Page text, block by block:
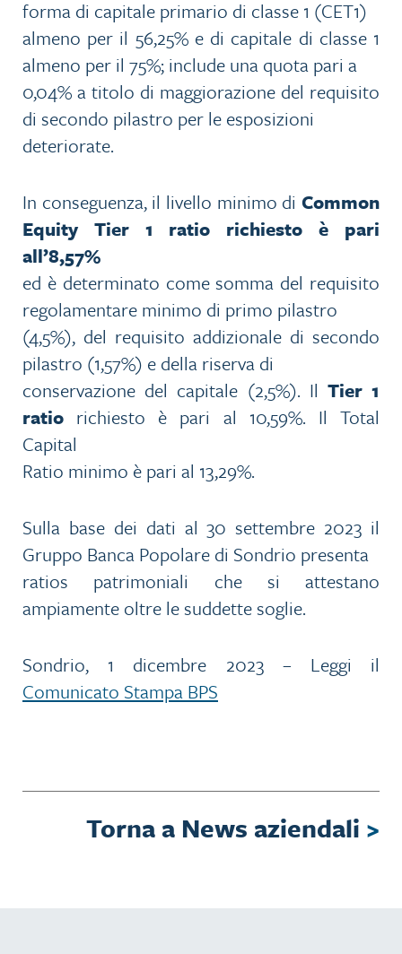
forma di capitale primario di classe 1 (CET1)
almeno per il 56,25% e di capitale di classe 1
almeno per il 75%; include una quota pari a
0,04% a titolo di maggiorazione del requisito
di secondo pilastro per le esposizioni
deteriorate.
In conseguenza, il livello minimo di Common
Equity Tier 1 ratio richiesto è pari
all’8,57%
ed è determinato come somma del requisito
regolamentare minimo di primo pilastro
(4,5%), del requisito addizionale di secondo
pilastro (1,57%) e della riserva di
conservazione del capitale (2,5%). Il Tier 1
ratio richiesto è pari al 10,59%. Il Total
Capital
Ratio minimo è pari al 13,29%.
Sulla base dei dati al 30 settembre 2023 il
Gruppo Banca Popolare di Sondrio presenta
ratios patrimoniali che si attestano
ampiamente oltre le suddette soglie.
Sondrio, 1 dicembre 2023 – Leggi il
Comunicato Stampa BPS
Torna a News aziendali >